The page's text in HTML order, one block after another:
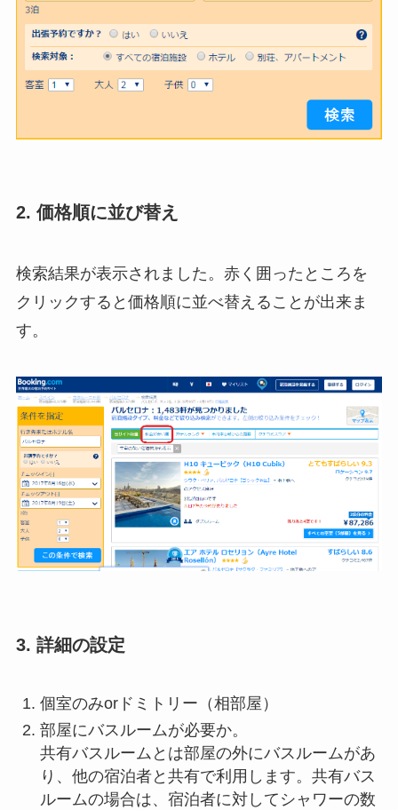
2. 価格順に並び替え
検索結果が表示されました。赤く囲ったところを
クリックすると価格順に並べ替えることが出来ま
す。
3. 詳細の設定
個室のみorドミトリー（相部屋）
部屋にバスルームが必要か。
共有バスルームとは部屋の外にバスルームがあ
り、他の宿泊者と共有で利用します。共有バス
ルームの場合は、宿泊者に対してシャワーの数